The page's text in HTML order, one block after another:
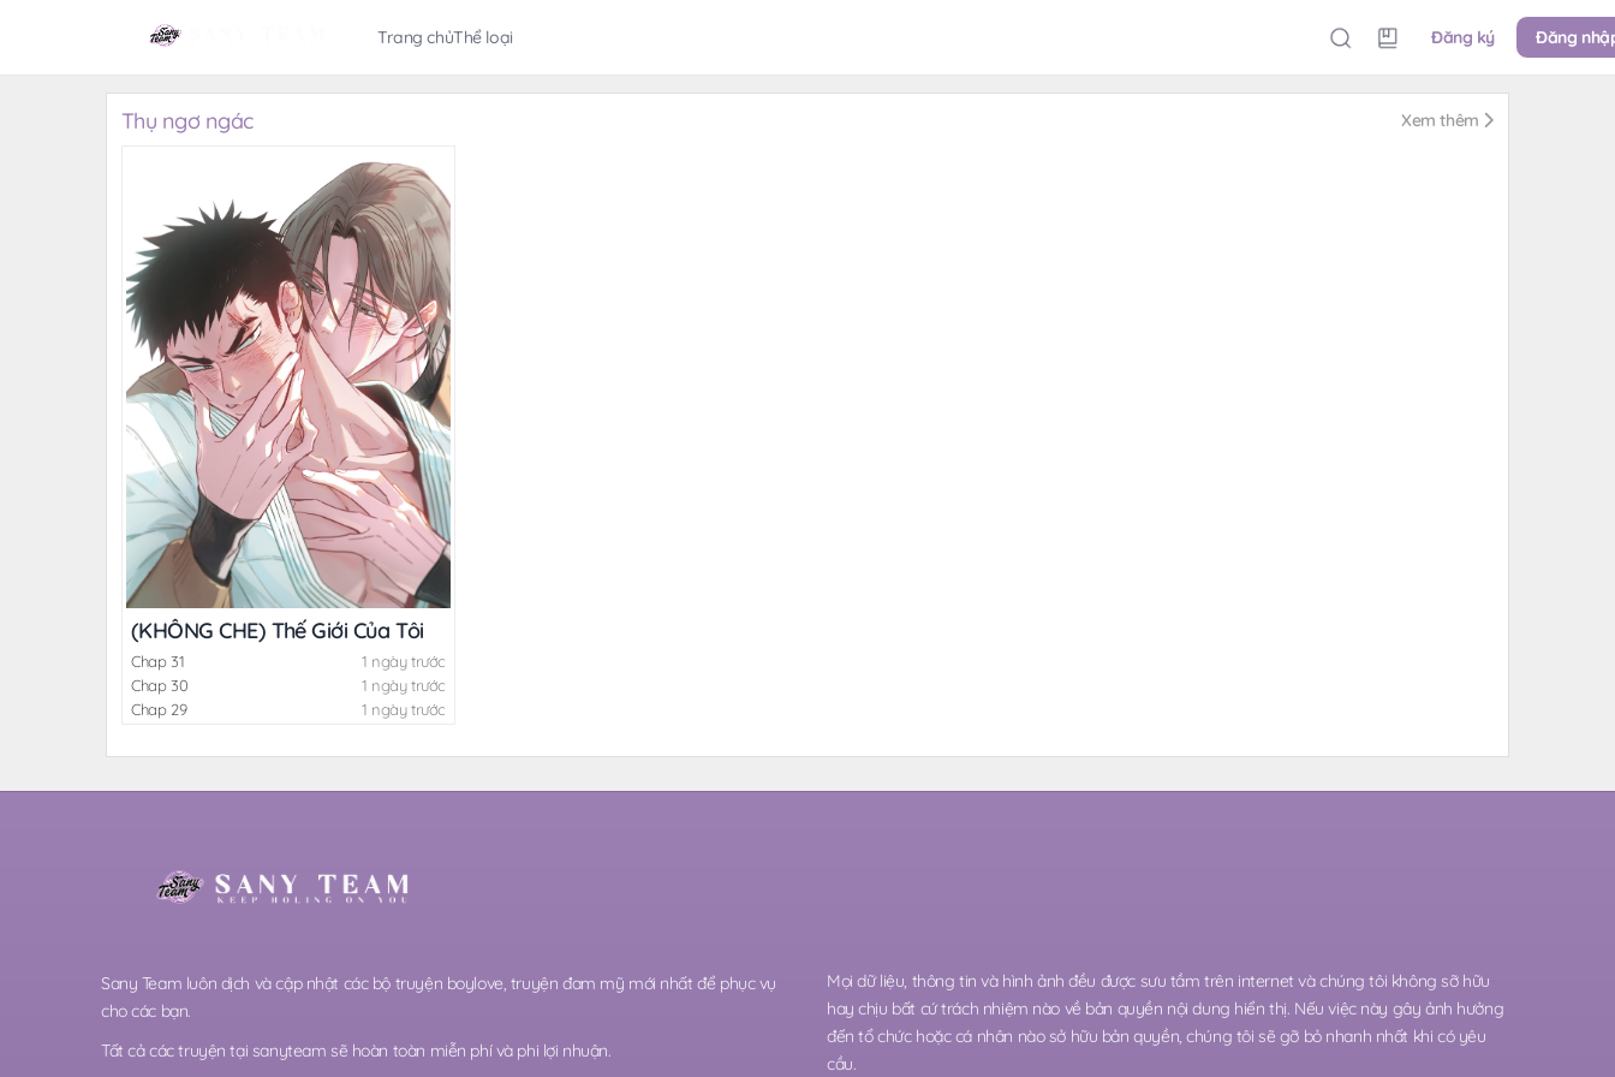
Trang chủThể loại Đăng ký Đăng
Thụ ngơ ngác Xem thêm
(KHÔNG CHE) Thế Giới Của Tôi
Chap 31
1 ngày trước
Chap 30
1 ngày trước
Chap 29
1 ngày trước
Sany Team luôn dịch và cập nhật các bộ truyện boylove, truyện đam mỹ mới nhất để phục vụ
cho các bạn.
Tất cả các truyện tại sanyteam sẽ hoàn toàn miễn phí và phi lợi nhuận.
Mọi dữ liệu, thông tin và hình ảnh đều được sưu tầm trên internet và chúng tôi không sỡ hữu
hay chịu bất cứ trách nhiệm nào về bản quyền nội dung hiển thị. Nếu việc này gây ảnh hưởng
đến tổ chức hoặc cá nhân nào sở hữu bản quyền, chúng tôi sẽ gỡ bỏ nhanh nhất khi có yêu
cầu.